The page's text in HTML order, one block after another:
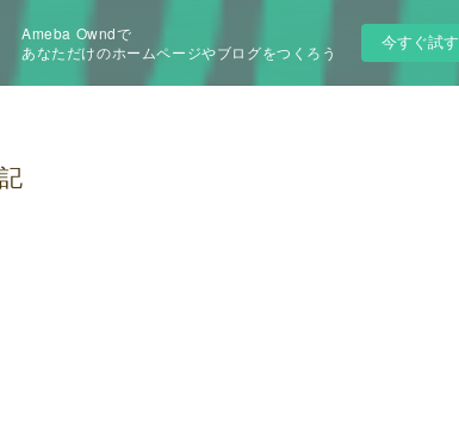
Ameba Owndで
あなただけのホームページやブログをつくろう
今すぐ試す